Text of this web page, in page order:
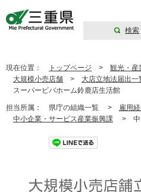
検索
現在位置： トップページ > 観光・産
大規模小売店舗 > 大店立地法届出一
スーパービバホーム鈴鹿店生活館
担当所属： 県庁の組織一覧 > 雇用
中小企業・サービス産業振興課 > 中